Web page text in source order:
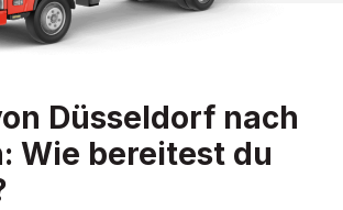
Düsseldorf nach
Wie bereitest du